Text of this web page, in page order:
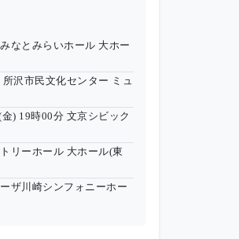
なとみらいホール 大ホー
所沢市民文化センター ミュ
) 19時00分 文京シビック
リーホール 大ホール(東
ザ川崎シンフォニーホー